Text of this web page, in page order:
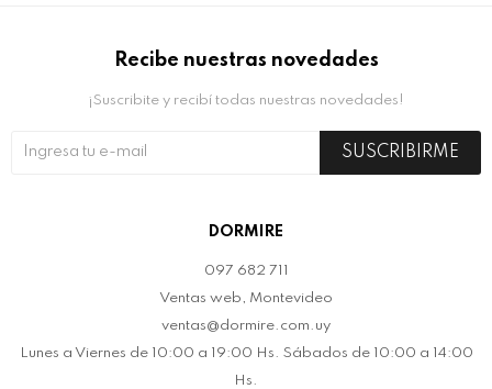
DORMIRE
097 682 711
Ventas web, Montevideo
ventas@dormire.com.uy
Lunes a Viernes de 10:00 a 19:00 Hs. Sábados de 10:00 a 14:00
Hs.
Recibe nuestras novedades
¡Suscribite y recibí todas nuestras novedades!
SUSCRIBIRME